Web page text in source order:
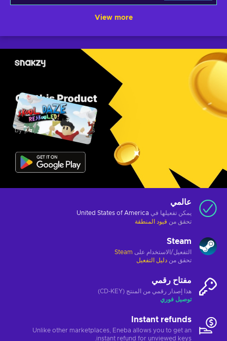
View more
عالمي
يمكن تفعيلها في United States of America
تحقق من قيود المنطقة
Steam
التفعيل/الاستخدام على Steam
تحقق من دليل التفعيل
مفتاح رقمي
هذا إصدار رقمي من المنتج (CD-KEY)
توصيل فوري
Instant refunds
Unlike other marketplaces, Eneba allows you to get an
instant refund for unviewed keys.